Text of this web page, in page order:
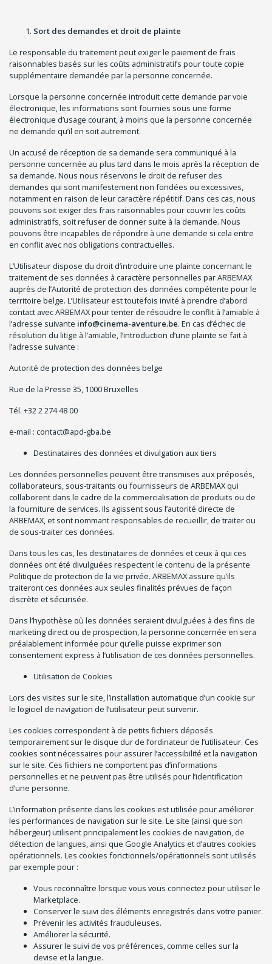
Sort des demandes et droit de plainte
Le responsable du traitement peut exiger le paiement de frais
raisonnables basés sur les coûts administratifs pour toute copie
supplémentaire demandée par la personne concernée.
Lorsque la personne concernée introduit cette demande par voie
électronique, les informations sont fournies sous une forme
électronique d’usage courant, à moins que la personne concernée
ne demande qu’il en soit autrement.
Un accusé de réception de sa demande sera communiqué à la
personne concernée au plus tard dans le mois après la réception de
sa demande. Nous nous réservons le droit de refuser des
demandes qui sont manifestement non fondées ou excessives,
notamment en raison de leur caractère répétitif. Dans ces cas, nous
pouvons soit exiger des frais raisonnables pour couvrir les coûts
administratifs, soit refuser de donner suite à la demande. Nous
pouvons être incapables de répondre à une demande si cela entre
en conflit avec nos obligations contractuelles.
L’Utilisateur dispose du droit d’introduire une plainte concernant le
traitement de ses données à caractère personnelles par ARBEMAX
auprès de l’Autorité de protection des données compétente pour le
territoire belge. L’Utilisateur est toutefois invité à prendre d’abord
contact avec ARBEMAX pour tenter de résoudre le conflit à l’amiable à
l’adresse suivante info@cinema-aventure.be. En cas d’échec de
résolution du litige à l’amiable, l’introduction d’une plainte se fait à
l’adresse suivante :
Autorité de protection des données belge
Rue de la Presse 35, 1000 Bruxelles
Tél. +32 2 274 48 00
e-mail : contact@apd-gba.be
Destinataires des données et divulgation aux tiers
Les données personnelles peuvent être transmises aux préposés,
collaborateurs, sous-traitants ou fournisseurs de ARBEMAX qui
collaborent dans le cadre de la commercialisation de produits ou de
la fourniture de services. Ils agissent sous l’autorité directe de
ARBEMAX, et sont nommant responsables de recueillir, de traiter ou
de sous-traiter ces données.
Dans tous les cas, les destinataires de données et ceux à qui ces
données ont été divulguées respectent le contenu de la présente
Politique de protection de la vie privée. ARBEMAX assure qu’ils
traiteront ces données aux seules finalités prévues de façon
discrète et sécurisée.
Dans l’hypothèse où les données seraient divulguées à des fins de
marketing direct ou de prospection, la personne concernée en sera
préalablement informée pour qu’elle puisse exprimer son
consentement express à l’utilisation de ces données personnelles.
Utilisation de Cookies
Lors des visites sur le site, l’installation automatique d’un cookie sur
le logiciel de navigation de l’utilisateur peut survenir.
Les cookies correspondent à de petits fichiers déposés
temporairement sur le disque dur de l’ordinateur de l’utilisateur. Ces
cookies sont nécessaires pour assurer l’accessibilité et la navigation
sur le site. Ces fichiers ne comportent pas d’informations
personnelles et ne peuvent pas être utilisés pour l’identification
d’une personne.
L’information présente dans les cookies est utilisée pour améliorer
les performances de navigation sur le site. Le site (ainsi que son
hébergeur) utilisent principalement les cookies de navigation, de
détection de langues, ainsi que Google Analytics et d’autres cookies
opérationnels. Les cookies fonctionnels/opérationnels sont utilisés
par exemple pour :
Vous reconnaître lorsque vous vous connectez pour utiliser le
Marketplace.
Conserver le suivi des éléments enregistrés dans votre panier.
Prévenir les activités frauduleuses.
Améliorer la sécurité.
Assurer le suivi de vos préférences, comme celles sur la
devise et la langue.